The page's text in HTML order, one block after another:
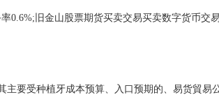
0.6%;旧金山股票期货买卖交易买卖数字货币交
要受种植牙成本预算、入口预期的、易货貿易